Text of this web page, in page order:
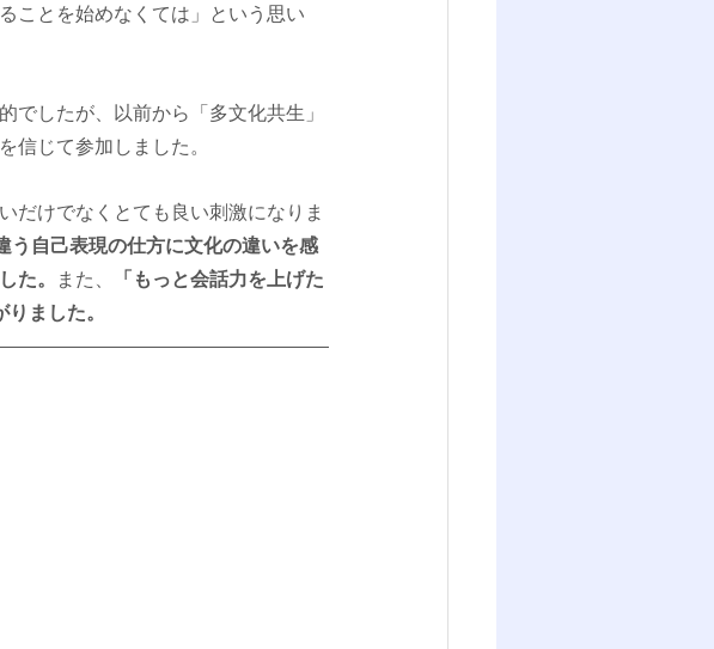
ことを始めなくては」という思い
でしたが、以前から「多文化共生」
信じて参加しました。
だけでなくとても良い刺激になりま
う自己表現の仕方に文化の違いを感
た。
また、
「もっと会話力を上げた
ました。